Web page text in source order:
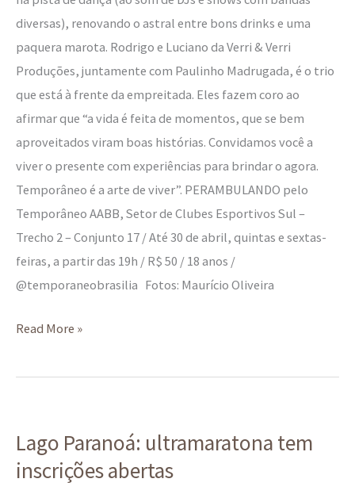
diversas), renovando o astral entre bons drinks e uma
paquera marota. Rodrigo e Luciano da Verri & Verri
Produções, juntamente com Paulinho Madrugada, é o trio
que está à frente da empreitada. Eles fazem coro ao
afirmar que “a vida é feita de momentos, que se bem
aproveitados viram boas histórias. Convidamos você a
viver o presente com experiências para brindar o agora.
Temporâneo é a arte de viver”. PERAMBULANDO pelo
Temporâneo AABB, Setor de Clubes Esportivos Sul –
Trecho 2 – Conjunto 17 / Até 30 de abril, quintas e sextas-
feiras, a partir das 19h / R$ 50 / 18 anos /
@temporaneobrasilia Fotos: Maurício Oliveira
Read More »
Lago Paranoá: ultramaratona tem
inscrições abertas
Paranoá:
ultramaratona